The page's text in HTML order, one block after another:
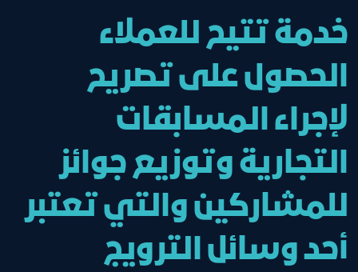
خدمة تتيح للعملاء
الحصول على تصريح
لإجراء المسابقات
التجارية وتوزيع جوائز
للمشاركين والتي تعتبر
أحد وسائل الترويج